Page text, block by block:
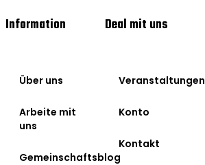
Information
Über uns
Arbeite mit
uns
Gemeinschaftsblog
Deal mit uns
Veranstaltungen
Konto
Kontakt